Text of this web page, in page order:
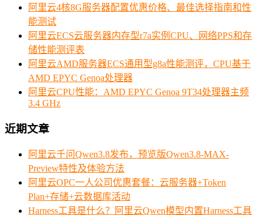
阿里云4核8G服务器配置优惠价格、最佳选择指南和性
能测试
阿里云ECS云服务器内存型r7a实例CPU、网络PPS和存
储性能测评表
阿里云AMD服务器ECS通用型g8a性能测评，CPU基于
AMD EPYC Genoa处理器
阿里云CPU性能：AMD EPYC Genoa 9T34处理器主频
3.4 GHz
近期文章
阿里云千问Qwen3.8发布，预览版Qwen3.8-MAX-
Preview特性及体验方法
阿里云OPC一人公司优惠套餐：云服务器+Token
Plan+存储+云数据库活动
Harness工具是什么？阿里云Qwen模型内置Harness工具